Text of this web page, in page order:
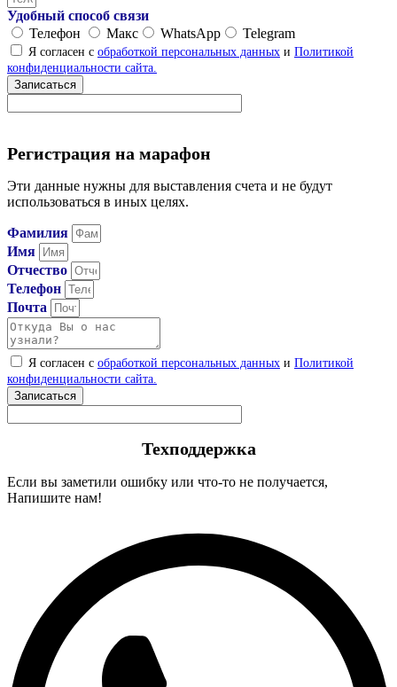
Удобный способ связи
Телефон
Макс WhatsApp Telegram
Я согласен с обработкой персональных данных и Политикой
конфиденциальности сайта.
Записаться
Регистрация на марафон
Эти данные нужны для выставления счета и не будут
использоваться в иных целях.
Фамилия
Имя
Отчество
Телефон
Почта
Я согласен с обработкой персональных данных и Политикой
конфиденциальности сайта.
Записаться
Техподдержка
Если вы заметили ошибку или что-то не получается,
Напишите нам!